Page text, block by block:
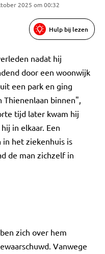
2025 om 00:32
Hulp bij lezen
nadat hij
door een woonwijk
een park en ging
Thienenlaan binnen",
tijd later kwam hij
in elkaar. Een
het ziekenhuis is
de man zichzelf in
zich over hem
Vanwege